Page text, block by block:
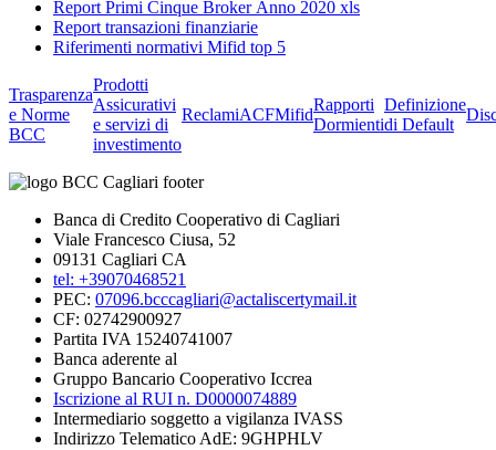
Report Primi Cinque Broker Anno 2020 xls
Report transazioni finanziarie
Riferimenti normativi Mifid top 5
Trasparenza
e Norme
BCC
Prodotti
Assicurativi
e servizi di
investimento
ReclamiACFMifid
Rapporti
Dormienti
Definizione
di Default
Banca di Credito Cooperativo di Cagliari
Viale Francesco Ciusa, 52
09131 Cagliari CA
tel: +39070468521
PEC: 07096.bcccagliari@actaliscertymail.it
CF: 02742900927
Partita IVA 15240741007
Banca aderente al
Gruppo Bancario Cooperativo Iccrea
Iscrizione al RUI n. D0000074889
Intermediario soggetto a vigilanza IVASS
Indirizzo Telematico AdE: 9GHPHLV